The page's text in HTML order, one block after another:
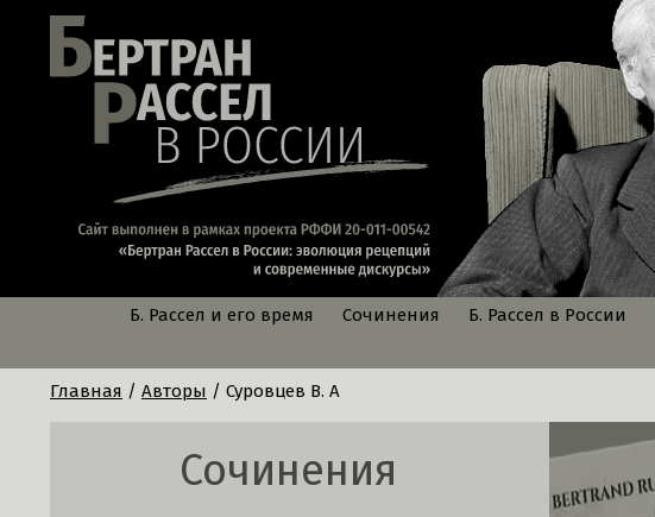
Б. Рассел и его время Сочинения Б. Рассел в России
Главная / Авторы / Суровцев В. А
Сочинения